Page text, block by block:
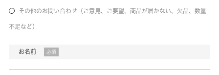
その他のお問い合わせ（ご意見、ご要望、商品が届かない、欠品、数量
不足など）
お名前 必須